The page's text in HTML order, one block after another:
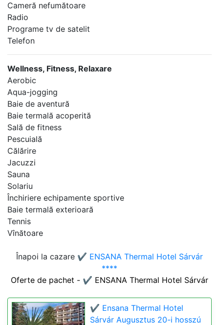
Cameră nefumătoare
Radio
Programe tv de satelit
Telefon
Wellness, Fitness, Relaxare
Aerobic
Aqua-jogging
Baie de aventură
Baie termală acoperită
Sală de fitness
Pescuială
Călărire
Jacuzzi
Sauna
Solariu
Închiriere echipamente sportive
Baie termală exterioară
Tennis
Vînătoare
Înapoi la cazare ✔️ ENSANA Thermal Hotel Sárvár
****
Oferte de pachet - ✔️ ENSANA Thermal Hotel Sárvár
✔️ Ensana Thermal Hotel
Sárvár Augusztus 20-i hosszú